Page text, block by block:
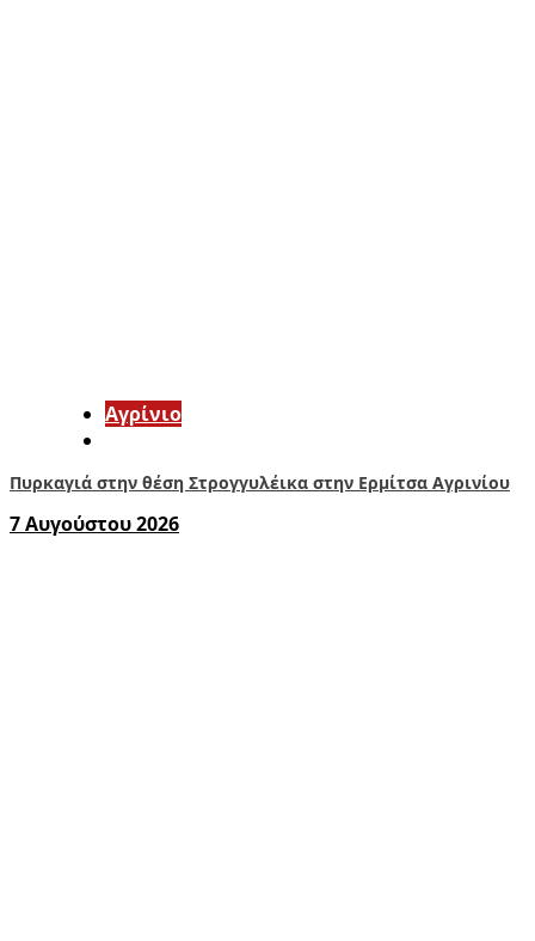
Aγρίνιο
Πυρκαγιά στην θέση Στρογγυλέικα στην Ερμίτσα Αγρινίου
7 Αυγούστου 2026